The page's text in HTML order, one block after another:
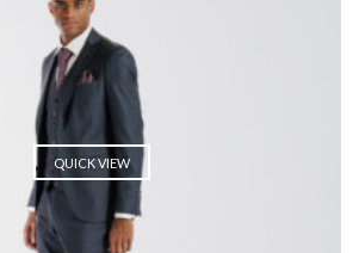
QUICK VIEW